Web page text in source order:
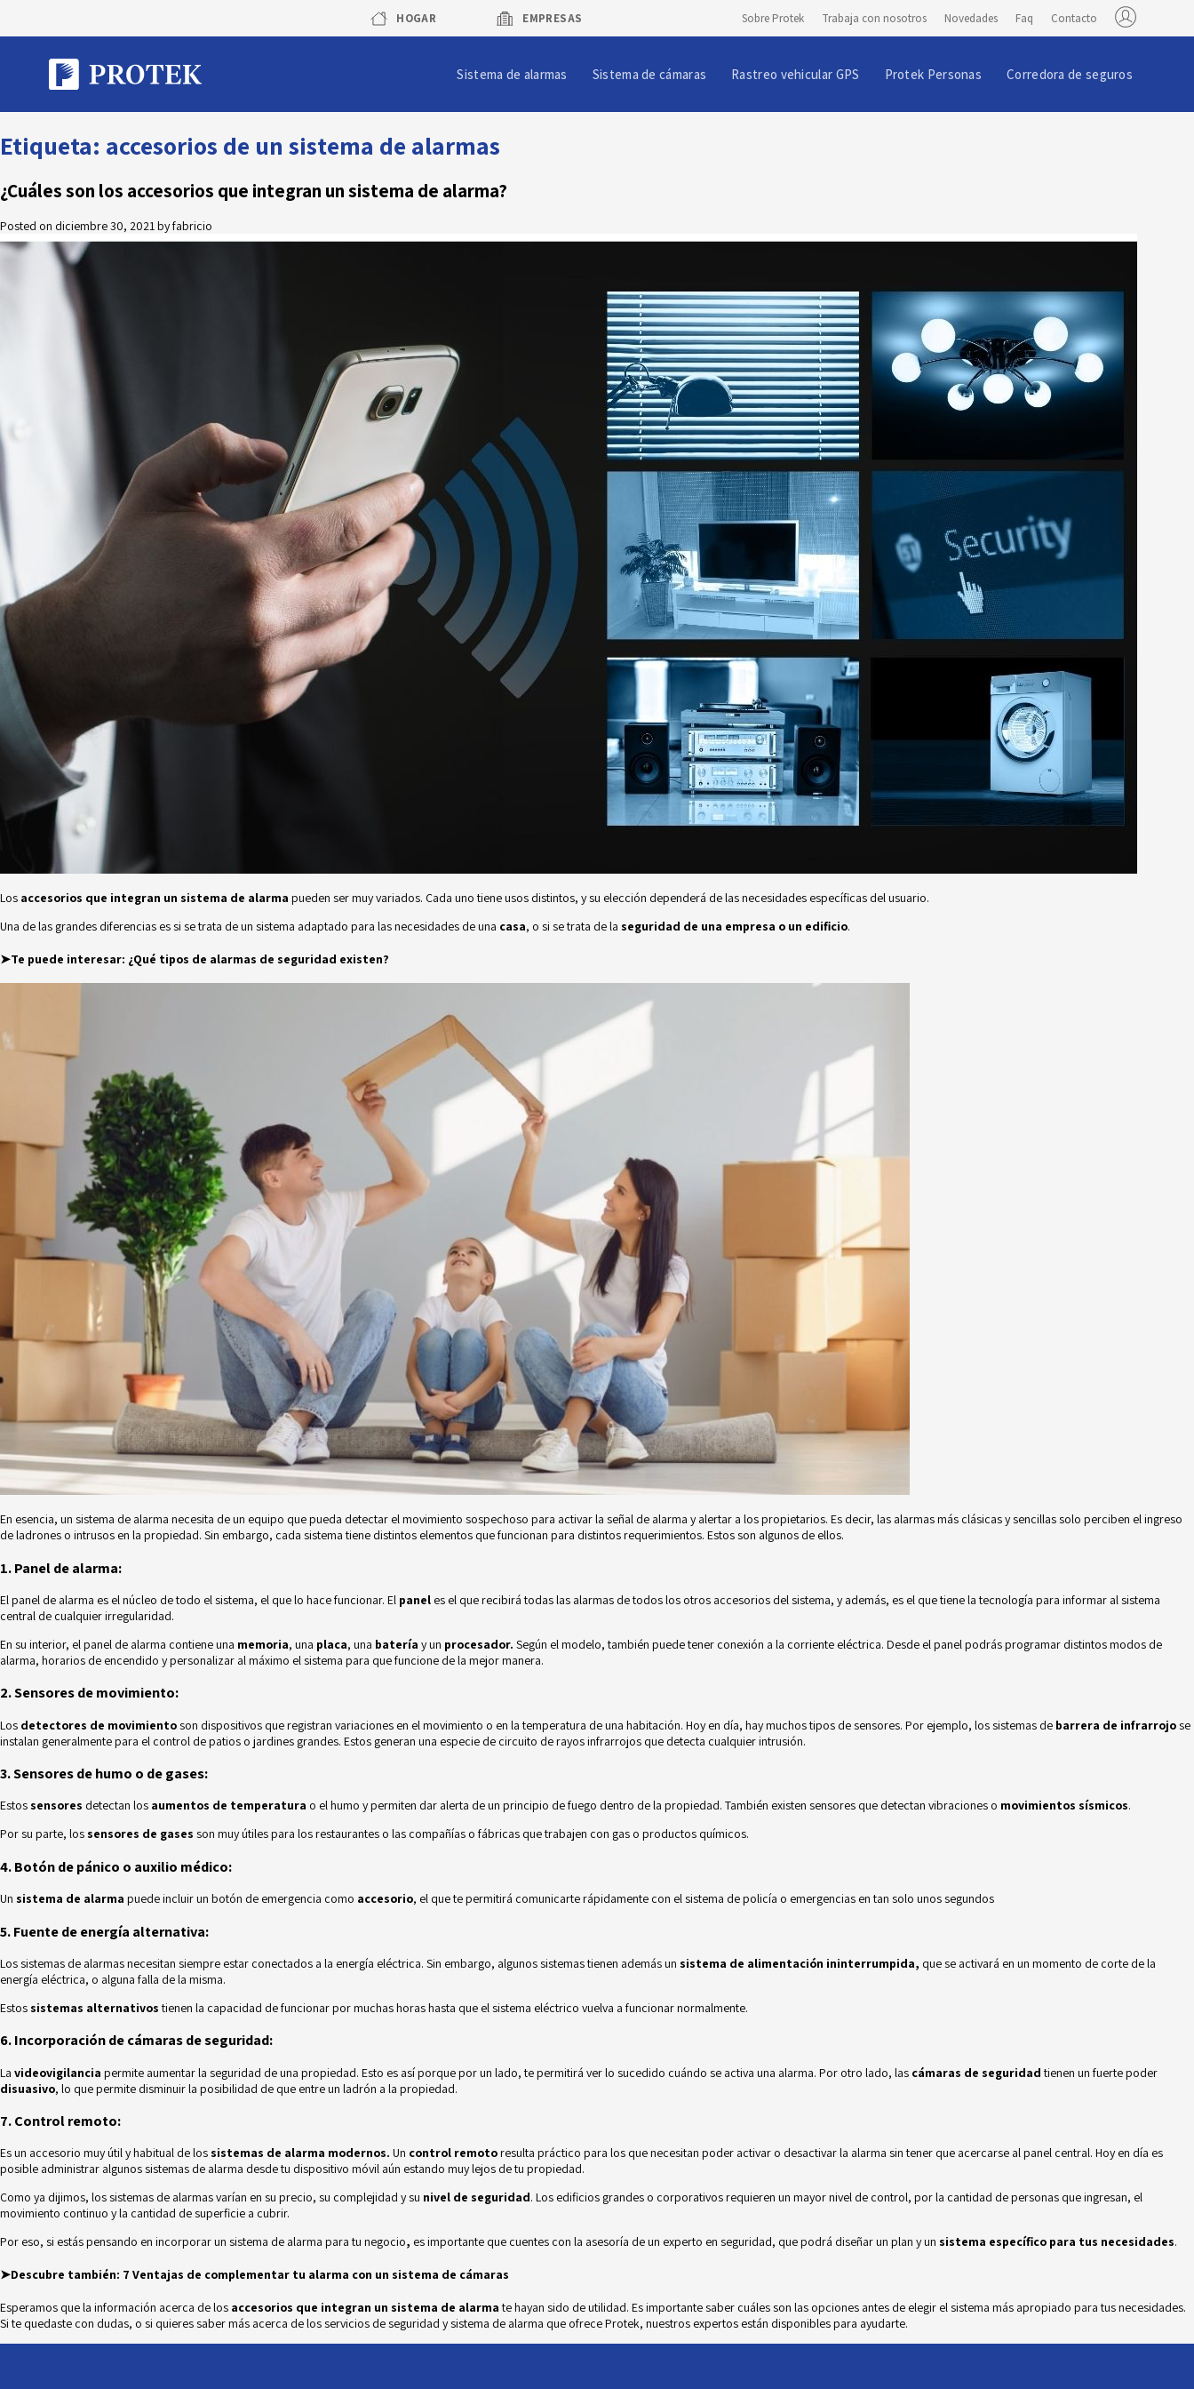
content
HOGAR EMPRESAS Sobre Protek Trabaja con nosotros Novedades Faq Contacto
Sistema de alarmas Sistema de cámaras Rastreo vehicular GPS Protek Personas Corredora de seguros
Etiqueta: accesorios de un sistema de alarmas
¿Cuáles son los accesorios que integran un sistema de alarma?
Posted on diciembre 30, 2021byfabricio
Los accesorios que integran un sistema de alarma pueden ser muy variados. Cada uno tiene usos distintos, y su elección dependerá de las necesidades específicas del usuario.
Una de las grandes diferencias es si se trata de un sistema adaptado para las necesidades de una casa, o si se trata de la seguridad de una empresa o un edificio.
➤Te puede interesar: ¿Qué tipos de alarmas de seguridad existen?
En esencia, un sistema de alarma necesita de un equipo que pueda detectar el movimiento sospechoso para activar la señal de alarma y alertar a los propietarios. Es decir, las alarmas más clásicas y sencillas solo perciben el ingreso
de ladrones o intrusos en la propiedad. Sin embargo, cada sistema tiene distintos elementos que funcionan para distintos requerimientos. Estos son algunos de ellos.
1. Panel de alarma:
Elpanel de alarma es el núcleo de todo el sistema, el que lo hace funcionar. El panel es el que recibirá todas las alarmas de todos los otros accesorios del sistema, y además, es el que tiene la tecnología para informar al sistema
central de cualquier irregularidad.
En su interior, el panel de alarma contiene una memoria, una placa, una batería y un procesador. Según el modelo, también puede tener conexión a la corriente eléctrica. Desde el panel podrás programar distintos modos de
alarma, horarios de encendido y personalizar al máximo el sistema para que funcione de la mejor manera.
2. Sensores de movimiento:
Los detectores de movimientoson dispositivos que registran variaciones en el movimiento o en la temperatura de una habitación. Hoy en día, hay muchos tipos de sensores. Por ejemplo, los sistemas de barrera de infrarrojose
instalan generalmente para el control de patios o jardines grandes. Estos generan una especie de circuito de rayos infrarrojos que detecta cualquier intrusión.
3. Sensores de humo o de gases:
Estos sensores detectan los aumentos de temperatura o el humo y permiten dar alerta de un principio de fuego dentro de la propiedad. También existen sensores que detectan vibraciones o movimientos sísmicos.
Por su parte, los sensores de gases son muy útiles para los restaurantes o las compañías o fábricas que trabajen con gas o productos químicos.
4. Botón de pánico o auxilio médico:
Un sistema de alarma puede incluir un botón de emergencia como accesorio, el que te permitirá comunicarte rápidamente con el sistema de policía o emergencias en tan solo unos segundos
5. Fuente de energía alternativa:
Los sistemas de alarmas necesitan siempre estar conectados a la energía eléctrica. Sin embargo, algunos sistemas tienen además un sistema de alimentación ininterrumpida, que se activará en un momento de corte de la
energía eléctrica, o alguna falla de la misma.
Estos sistemas alternativostienen la capacidad de funcionar por muchas horas hasta que el sistema eléctrico vuelva a funcionar normalmente.
6. Incorporación de cámaras de seguridad:
La videovigilancia permite aumentar la seguridad de una propiedad. Esto es así porque por un lado, te permitirá ver lo sucedido cuándo se activa una alarma. Por otro lado, las cámaras de seguridadtienen un fuerte poder
disuasivo, lo que permite disminuir la posibilidad de que entre un ladrón a la propiedad.
7. Control remoto:
Es un accesorio muy útil y habitual de los sistemas de alarma modernos. Un control remotoresulta práctico para los que necesitan poder activar o desactivar la alarma sin tener que acercarse al panel central. Hoy en día es
posible administrar algunos sistemas de alarma desde tu dispositivo móvil aún estando muy lejos de tu propiedad.
Como ya dijimos, los sistemas de alarmas varían en su precio, su complejidad y su nivel de seguridad. Los edificios grandes o corporativos requieren un mayor nivel de control, por la cantidad de personas que ingresan, el
movimiento continuo y la cantidad de superficie a cubrir.
Por eso, si estás pensando en incorporar un sistema de alarma para tu negocio, es importante que cuentes con la asesoría de un experto en seguridad, que podrá diseñar un plan y un sistema específico para tus necesidades.
➤Descubre también: 7 Ventajas de complementar tu alarma con un sistema de cámaras
Esperamos que la información acerca de los accesorios que integran un sistema de alarmate hayan sido de utilidad. Es importante saber cuáles son las opciones antes de elegir el sistema más apropiado para tus necesidades.
Si te quedaste con dudas, o si quieres saber más acerca de los servicios de seguridad y sistema de alarma que ofreceProtek, nuestros expertos están disponibles para ayudarte.